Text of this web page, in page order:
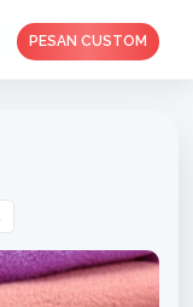
PESAN CUSTOM